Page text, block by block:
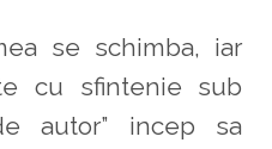
se schimba, iar
cu sfintenie sub
autor” incep sa